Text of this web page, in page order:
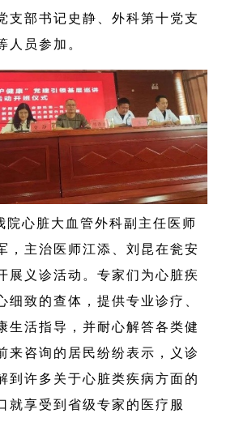
支部书记史静、外科第十党支
人员参加。
院心脏大血管外科副主任医师
，主治医师江添、刘昆在瓮安
展义诊活动。专家们为心脏疾
细致的查体，提供专业诊疗、
生活指导，并耐心解答各类健
来咨询的居民纷纷表示，义诊
到许多关于心脏类疾病方面的
就享受到省级专家的医疗服